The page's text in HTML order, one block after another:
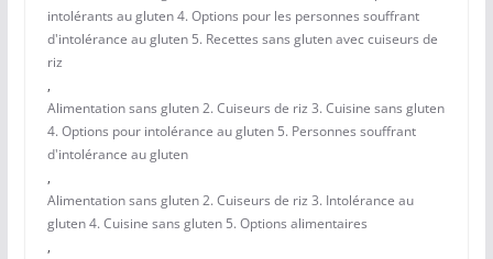
intolérants au gluten 4. Options pour les personnes souffrant
d'intolérance au gluten 5. Recettes sans gluten avec cuiseurs de
riz
,
Alimentation sans gluten 2. Cuiseurs de riz 3. Cuisine sans gluten
4. Options pour intolérance au gluten 5. Personnes souffrant
d'intolérance au gluten
,
Alimentation sans gluten 2. Cuiseurs de riz 3. Intolérance au
gluten 4. Cuisine sans gluten 5. Options alimentaires
,